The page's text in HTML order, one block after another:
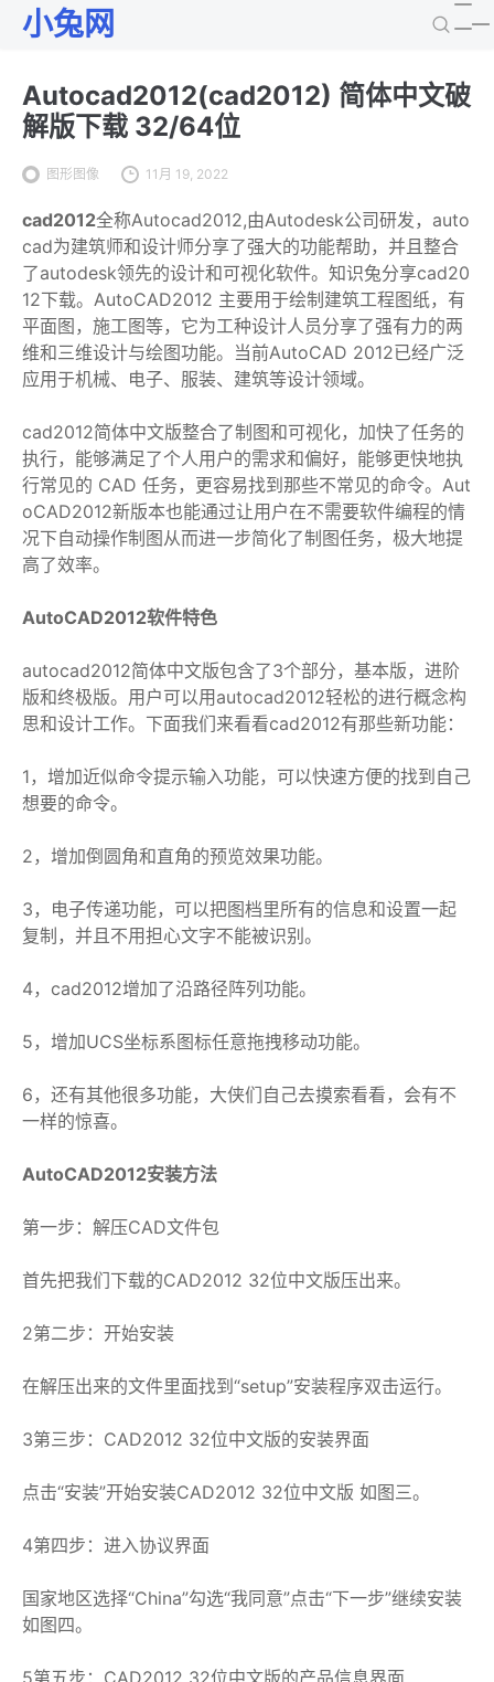
小兔网
Autocad2012(cad2012) 简体中文破
解版下载 32/64位
图形图像 11月 19, 2022
cad2012全称Autocad2012,由Autodesk公司研发，auto
cad为建筑师和设计师分享了强大的功能帮助，并且整合
了autodesk领先的设计和可视化软件。知识兔分享cad20
12下载。AutoCAD2012 主要用于绘制建筑工程图纸，有
平面图，施工图等，它为工种设计人员分享了强有力的两
维和三维设计与绘图功能。当前AutoCAD 2012已经广泛
应用于机械、电子、服装、建筑等设计领域。
cad2012简体中文版整合了制图和可视化，加快了任务的
执行，能够满足了个人用户的需求和偏好，能够更快地执
行常见的 CAD 任务，更容易找到那些不常见的命令。Aut
oCAD2012新版本也能通过让用户在不需要软件编程的情
况下自动操作制图从而进一步简化了制图任务，极大地提
高了效率。
AutoCAD2012软件特色
autocad2012简体中文版包含了3个部分，基本版，进阶
版和终极版。用户可以用autocad2012轻松的进行概念构
思和设计工作。下面我们来看看cad2012有那些新功能：
1，增加近似命令提示输入功能，可以快速方便的找到自己
想要的命令。
2，增加倒圆角和直角的预览效果功能。
3，电子传递功能，可以把图档里所有的信息和设置一起
复制，并且不用担心文字不能被识别。
4，cad2012增加了沿路径阵列功能。
5，增加UCS坐标系图标任意拖拽移动功能。
6，还有其他很多功能，大侠们自己去摸索看看，会有不
一样的惊喜。
AutoCAD2012安装方法
第一步：解压CAD文件包
首先把我们下载的CAD2012 32位中文版压出来。
2第二步：开始安装
在解压出来的文件里面找到“setup”安装程序双击运行。
3第三步：CAD2012 32位中文版的安装界面
点击“安装”开始安装CAD2012 32位中文版 如图三。
4第四步：进入协议界面
国家地区选择“China”勾选“我同意”点击“下一步”继续安装
如图四。
5第五步：CAD2012 32位中文版的产品信息界面